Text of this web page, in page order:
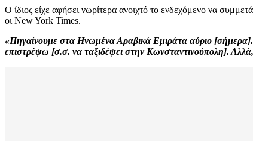
Ο ίδιος είχε αφήσει νωρίτερα ανοιχτό το ενδεχόμενο να
οι New York Times.
«Πηγαίνουμε στα Ηνωμένα Αραβικά Εμιράτα αύριο
επιστρέψω [σ.σ. να ταξιδέψει στην Κωνσταντινούπολη].